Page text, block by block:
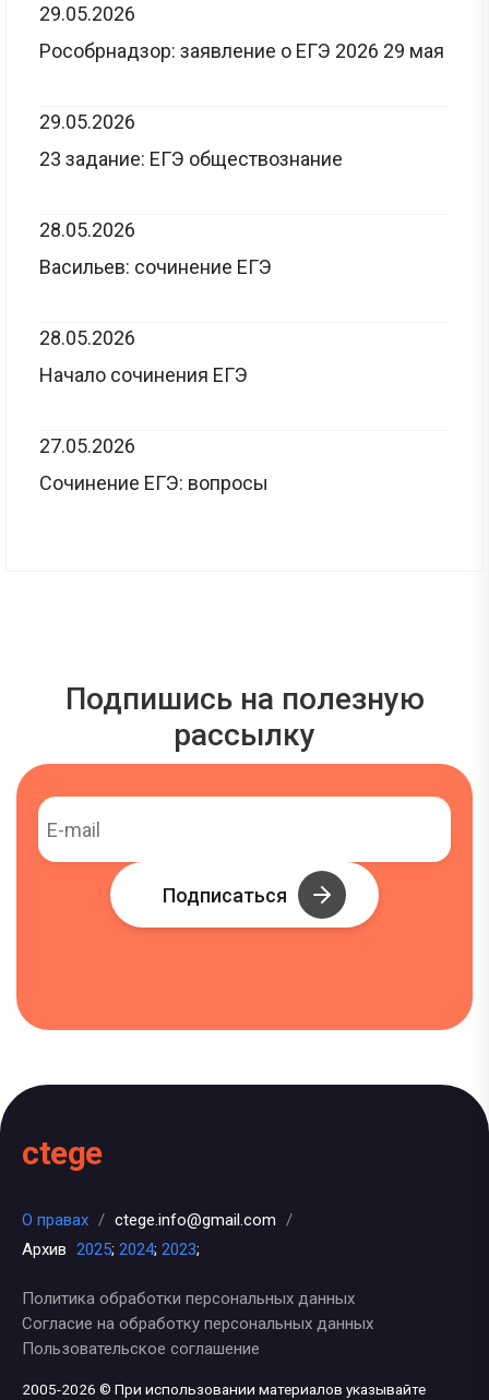
29.05.2026
Рособрнадзор: заявление о ЕГЭ 2026 29 мая
29.05.2026
23 задание: ЕГЭ обществознание
28.05.2026
Васильев: сочинение ЕГЭ
28.05.2026
Начало сочинения ЕГЭ
27.05.2026
Сочинение ЕГЭ: вопросы
Подпишись на полезную
рассылку
Подписаться
ctege
О правах / ctege.info@gmail.com /
Архив 2025; 2024; 2023;
Политика обработки персональных данных
Согласие на обработку персональных данных
Пользовательское соглашение
2005-2026 © При использовании материалов указывайте